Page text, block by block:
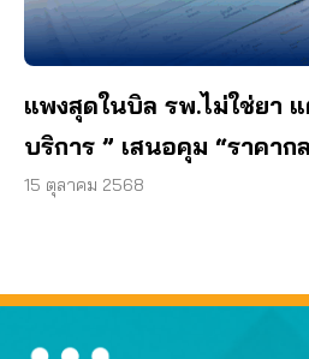
แพงสุดในบิล รพ.ไม่ใช่ยา
บริการ ” เสนอคุม “ราคาก
15 ตุลาคม 2568